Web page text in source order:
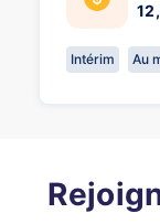
Intérim Au